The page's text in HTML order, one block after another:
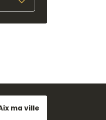
ma ville